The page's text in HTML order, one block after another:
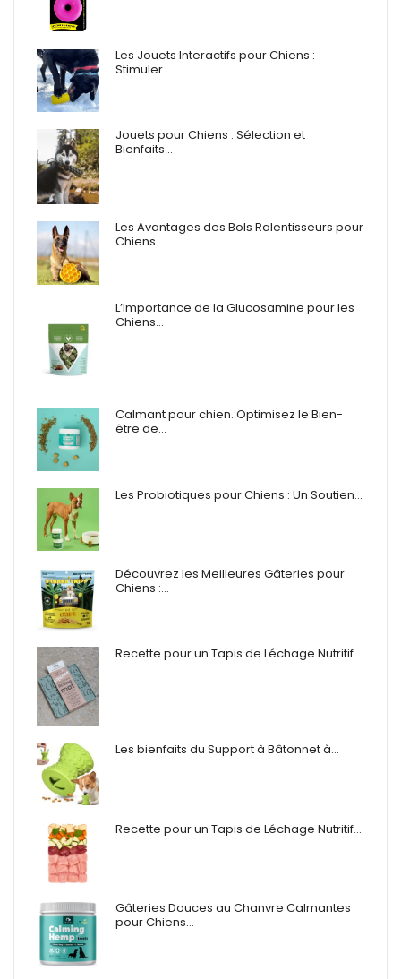
Les Jouets Interactifs pour Chiens :
Stimuler…
Jouets pour Chiens : Sélection et
Bienfaits…
Les Avantages des Bols Ralentisseurs pour
Chiens…
L’Importance de la Glucosamine pour les
Chiens…
Calmant pour chien. Optimisez le Bien-
être de…
Les Probiotiques pour Chiens : Un Soutien…
Découvrez les Meilleures Gâteries pour
Chiens :…
Recette pour un Tapis de Léchage Nutritif…
Les bienfaits du Support à Bâtonnet à…
Recette pour un Tapis de Léchage Nutritif…
Gâteries Douces au Chanvre Calmantes
pour Chiens…